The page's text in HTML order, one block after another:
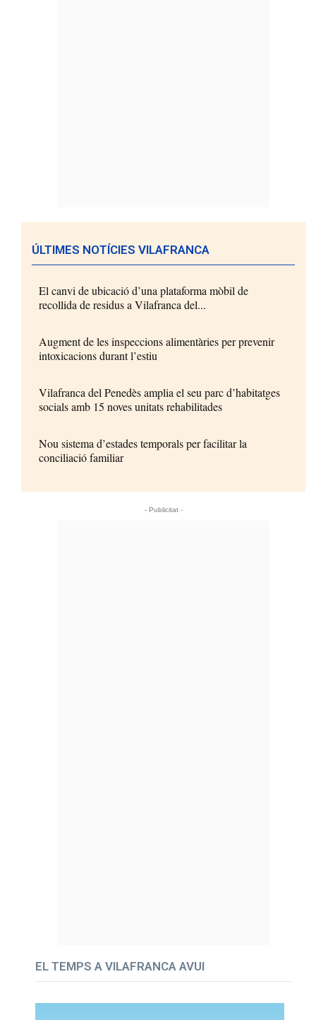
ÚLTIMES NOTÍCIES VILAFRANCA
El canvi de ubicació d’una plataforma mòbil de
recollida de residus a Vilafranca del...
Augment de les inspeccions alimentàries per prevenir
intoxicacions durant l’estiu
Vilafranca del Penedès amplia el seu parc d’habitatges
socials amb 15 noves unitats rehabilitades
Nou sistema d’estades temporals per facilitar la
conciliació familiar
- Publicitat -
EL TEMPS A VILAFRANCA AVUI